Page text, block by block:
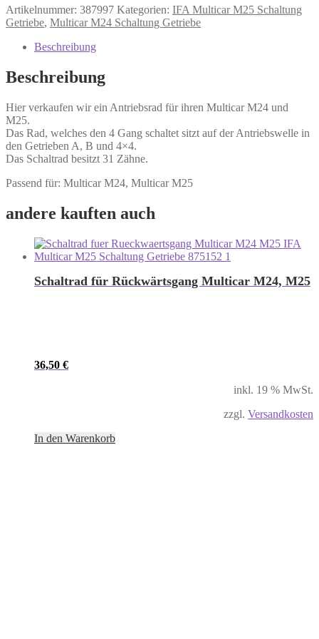
Artikelnummer: 387997 Kategorien: IFA Multicar M25 Schaltung
Getriebe, Multicar M24 Schaltung Getriebe
Beschreibung
Beschreibung
Hier verkaufen wir ein Antriebsrad für ihren Multicar M24 und
M25.
Das Rad, welches den 4 Gang schaltet sitzt auf der Antriebswelle in
den Getrieben A, B und 4×4.
Das Schaltrad besitzt 31 Zähne.
Passend für: Multicar M24, Multicar M25
andere kauften auch
Schaltrad für Rückwärtsgang Multicar M24, M25
36,50 €
inkl. 19 % MwSt.
zzgl. Versandkosten
In den Warenkorb